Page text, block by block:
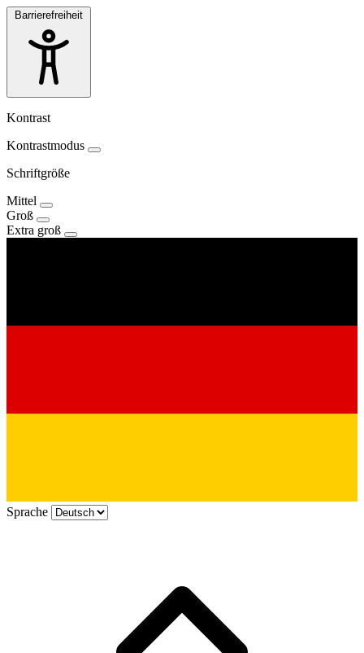
Barrierefreiheit
Kontrast
Kontrastmodus
Schriftgröße
Mittel
Groß
Extra groß
Sprache